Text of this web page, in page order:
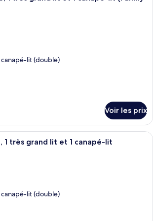
canapé-lit (double)
Voir les prix
Une chambre d’hôtel avec un
1 très grand lit et 1 canapé-lit
canapé-lit (double)